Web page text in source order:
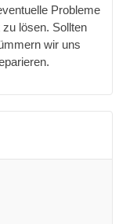
Probleme
lösen. Sollten
wir uns